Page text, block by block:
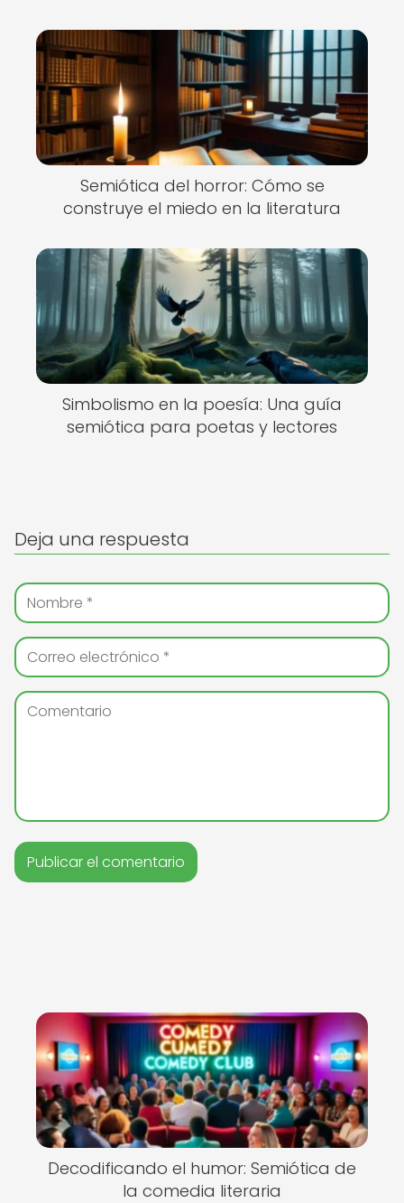
Semiótica del horror: Cómo se
construye el miedo en la literatura
Simbolismo en la poesía: Una guía
semiótica para poetas y lectores
Deja una respuesta
Decodificando el humor: Semiótica de
la comedia literaria